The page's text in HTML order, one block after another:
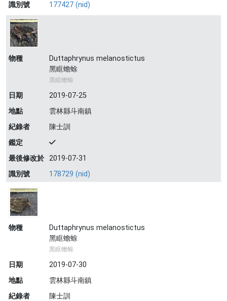
識別號
177427 (nid)
物種
Duttaphrynus melanostictus
黑眶蟾蜍
黑眶蟾蜍
日期
2019-07-25
地點
雲林縣斗南鎮
紀錄者
陳士訓
鑑定
最後修改於 2019-07-31
識別號
178729 (nid)
物種
Duttaphrynus melanostictus
黑眶蟾蜍
黑眶蟾蜍
日期
2019-07-30
地點
雲林縣斗南鎮
紀錄者
陳士訓